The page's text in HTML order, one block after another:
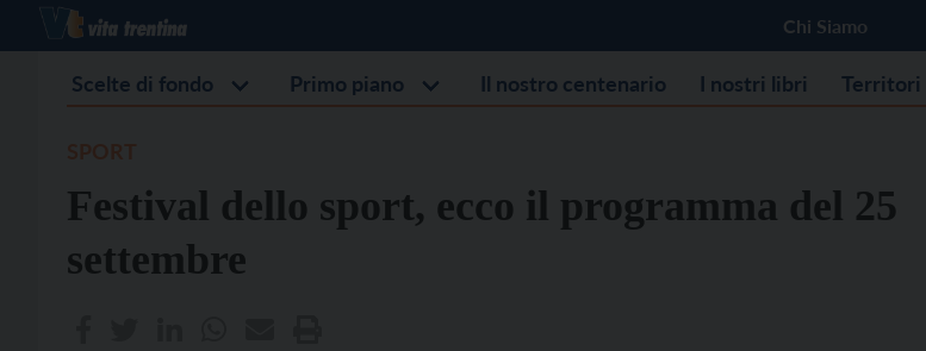
Chi Siamo
Scelte di fondo Primo piano Il nostro centenario I nostri libri Territori
Festival dello sport, ecco il programma del 25
settembre